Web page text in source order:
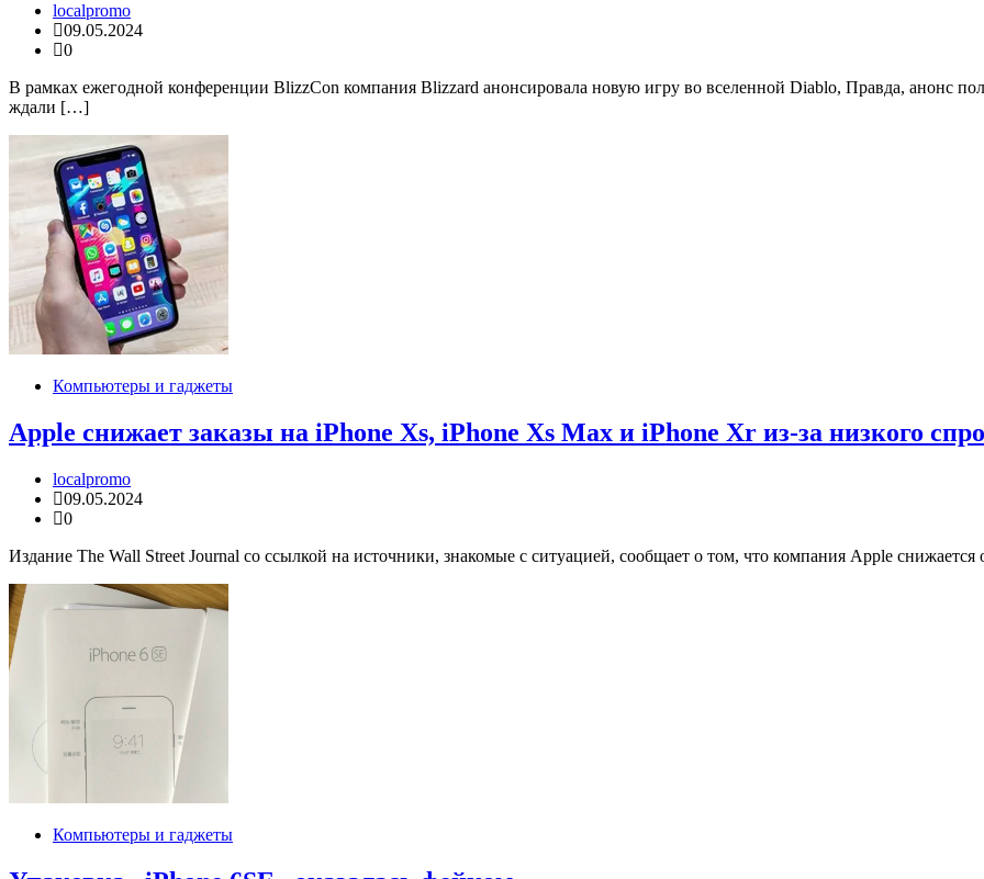
localpromo
09.05.2024
0
В рамках ежегодной конференции BlizzCon компания Blizzard анонсировала новую игру во вселенной Diablo, Правда, анонс
ждали […]
Компьютеры и гаджеты
Apple снижает заказы на iPhone Xs, iPhone Xs Max и iPhone Xr из-за низкого
localpromo
09.05.2024
0
Издание The Wall Street Journal со ссылкой на источники, знакомые с ситуацией, сообщает о том, что компания Apple
Компьютеры и гаджеты